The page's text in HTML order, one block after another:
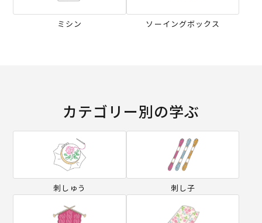
ミシン ソーイングボックス
カテゴリー別の学ぶ
刺しゅう 刺し子